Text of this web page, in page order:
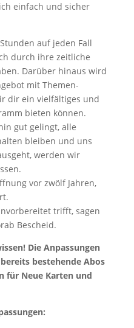
einfach und sicher
auf jeden Fall
durch ihre zeitliche
Darüber hinaus wird
mit Themen-
dir ein vielfältiges und
bieten können.
gut gelingt, alle
bleiben und uns
werden wir
vor zwölf Jahren,
trifft, sagen
Bescheid.
Die Anpassungen
bestehende Abos
für Neue Karten und